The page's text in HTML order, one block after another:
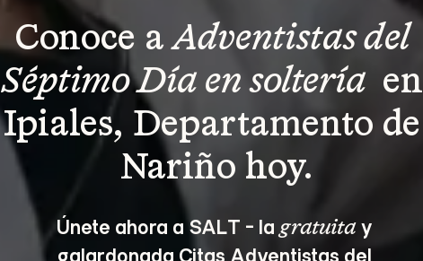
Conoce a Adventistas del
Séptimo Día en soltería en
Ipiales, Departamento de
Nariño hoy.
Únete ahora a SALT - la gratuita y
galardonada Citas Adventistas del